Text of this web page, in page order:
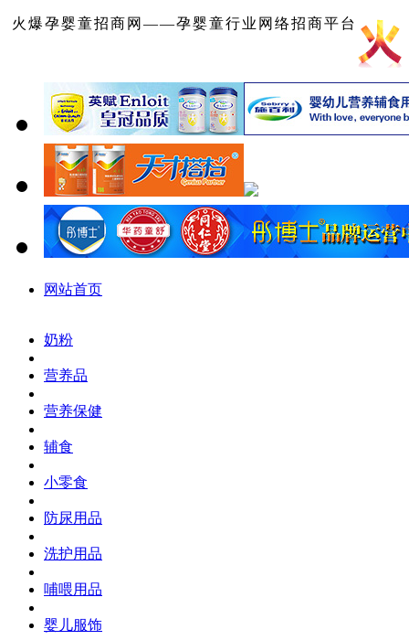
火爆孕婴童招商网——孕婴童行业网络招商平台
网站首页
奶粉
营养品
营养保健
辅食
小零食
防尿用品
洗护用品
哺喂用品
婴儿服饰